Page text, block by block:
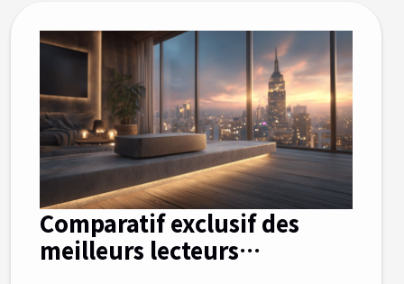
Comparatif exclusif des
meilleurs lecteurs